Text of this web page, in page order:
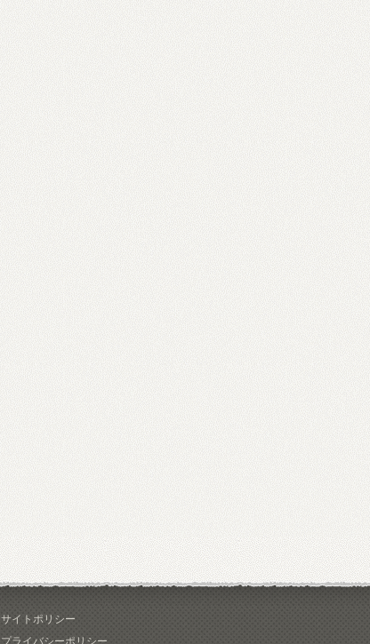
サイトポリシー
プライバシーポリシー